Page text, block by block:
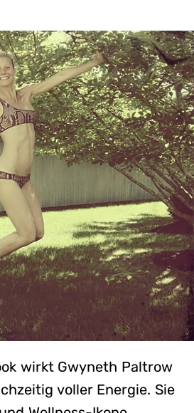
wirkt Gwyneth Paltrow
voller Energie. Sie